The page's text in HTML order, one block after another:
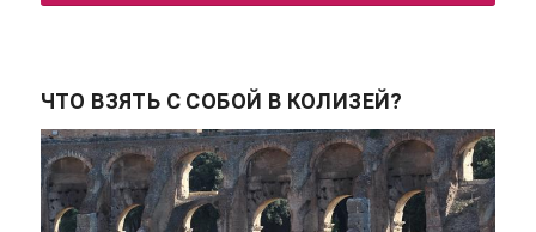
ЧТО ВЗЯТЬ С СОБОЙ В КОЛИЗЕЙ?